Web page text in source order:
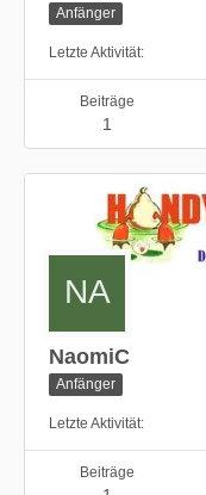
Anfänger
Letzte Aktivität
Beiträge
1
NaomiC
Anfänger
Letzte Aktivität
Beiträge